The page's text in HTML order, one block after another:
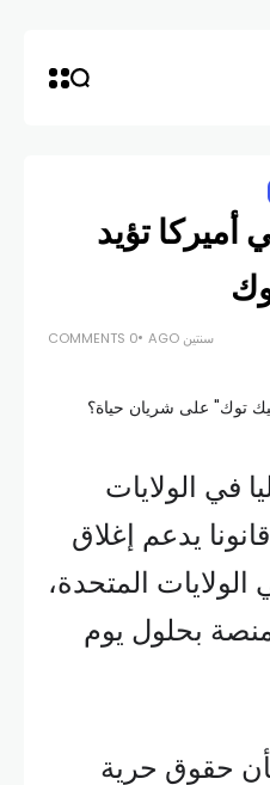
أميركا تؤيد
سنتين AGO 0 COMMENTS
في الولايات
يدعم إغلاق
المتحدة،
بحلول يوم
حقوق حرية